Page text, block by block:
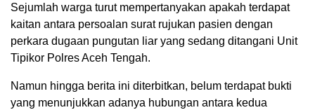
Sejumlah warga turut mempertanyakan apakah terdapat
kaitan antara persoalan surat rujukan pasien dengan
perkara dugaan pungutan liar yang sedang ditangani Unit
Tipikor Polres Aceh Tengah.
Namun hingga berita ini diterbitkan, belum terdapat bukti
yang menunjukkan adanya hubungan antara kedua